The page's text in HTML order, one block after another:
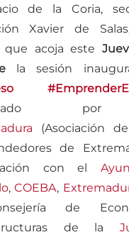
de la Coria,
Xavier de
que acoja este
la sesión
(Asociación
de
con el
,COEBA,
de
de la